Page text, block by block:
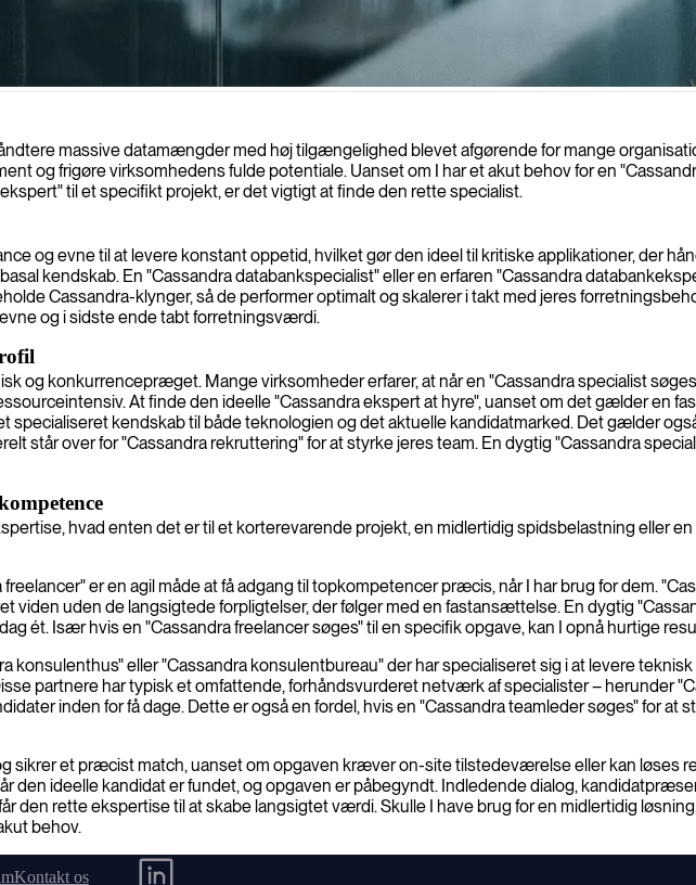
massive datamængder med høj tilgængelighed blevet afgørende for mange
og frigøre virksomhedens fulde potentiale. Uanset om I har et akut behov for en
til et specifikt projekt, er det vigtigt at finde den rette specialist.
og evne til at levere konstant oppetid, hvilket gør den ideel til kritiske applikationer, der
kendskab. En "Cassandra databankspecialist" eller en erfaren "Cassandra
Cassandra-klynger, så de performer optimalt og skalerer i takt med jeres
og i sidste ende tabt forretningsværdi.
og konkurrencepræget. Mange virksomheder erfarer, at når en "Cassandra specialist
At finde den ideelle "Cassandra ekspert at hyre", uanset om det gælder en
specialiseret kendskab til både teknologien og det aktuelle kandidatmarked. Det gælder
står over for "Cassandra rekruttering" for at styrke jeres team. En dygtig "Cassandra
hvad enten det er til et korterevarende projekt, en midlertidig spidsbelastning eller
er en agil måde at få adgang til topkompetencer præcis, når I har brug for dem.
viden uden de langsigtede forpligtelser, der følger med en fastansættelse. En dygtig
ét. Især hvis en "Cassandra freelancer søges" til en specifik opgave, kan I opnå hurtige
konsulenthus" eller "Cassandra konsulentbureau" der har specialiseret sig i at levere
partnere har typisk et omfattende, forhåndsvurderet netværk af specialister – herunder
inden for få dage. Dette er også en fordel, hvis en "Cassandra teamleder søges" for at
sikrer et præcist match, uanset om opgaven kræver on-site tilstedeværelse eller kan løses
den ideelle kandidat er fundet, og opgaven er påbegyndt. Indledende dialog,
den rette ekspertise til at skabe langsigtet værdi. Skulle I have brug for en midlertidig
behov.
Kontakt os